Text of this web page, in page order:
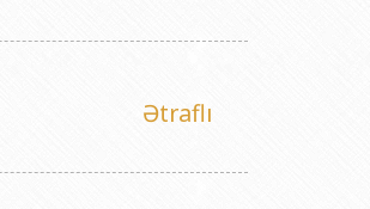
Ətraflı